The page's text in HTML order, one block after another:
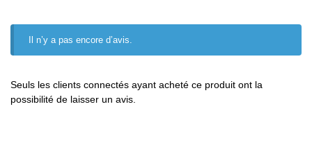
Il n’y a pas encore d’avis.
Seuls les clients connectés ayant acheté ce produit ont la
possibilité de laisser un avis.